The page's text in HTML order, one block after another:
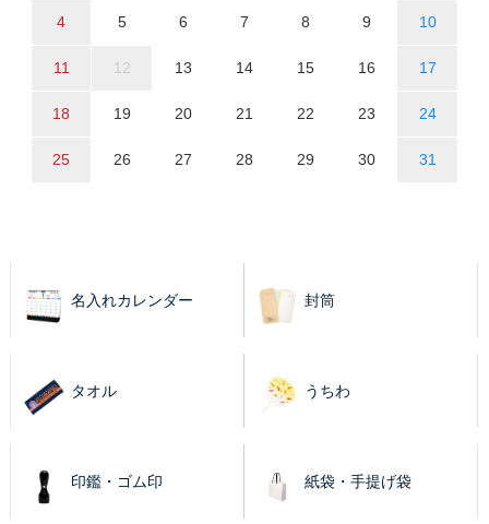
4 5 6 7 8 9 10
11 12 13 14 15 16 17
18 19 20 21 22 23 24
25 26 27 28 29 30 31
名入れカレンダー 封筒
タオル うちわ
印鑑・ゴム印 紙袋・手提げ袋